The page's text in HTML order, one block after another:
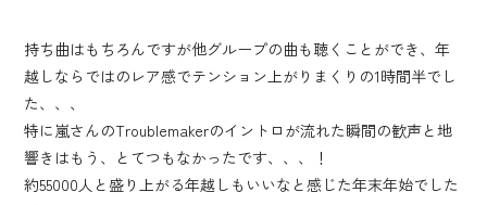
持ち曲はもちろんですが他グループの曲も聴くことができ、年
越しならではのレア感でテンション上がりまくりの1時間半でし
た、、、
特に嵐さんのTroublemakerのイントロが流れた瞬間の歓声と地
響きはもう、とてつもなかったです、、、！
約55000人と盛り上がる年越しもいいなと感じた年末年始でした